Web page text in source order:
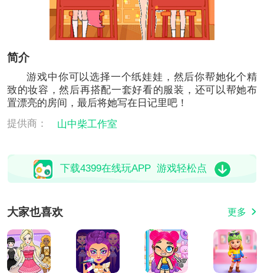
简介
游戏中你可以选择一个纸娃娃，然后你帮她化个精
致的妆容，然后再搭配一套好看的服装，还可以帮她布
置漂亮的房间，最后将她写在日记里吧！
提供商：
山中柴工作室
下载4399在线玩APP 游戏轻松点
大家也喜欢 更多